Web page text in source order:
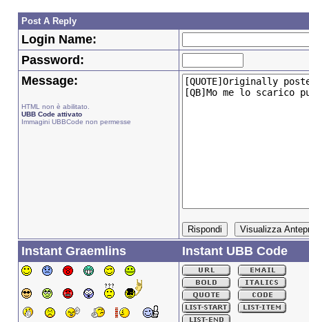
Post A Reply
Login Name:
Password:
Message:
HTML non è abilitato.
UBB Code attivato
Immagini UBBCode non permesse
Instant Graemlins Instant UBB Code